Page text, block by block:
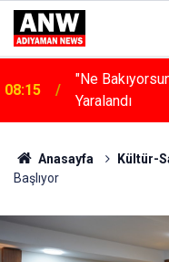
08:15
"Ne
Yaralandı
Anasayfa Kültür-
Başlıyor